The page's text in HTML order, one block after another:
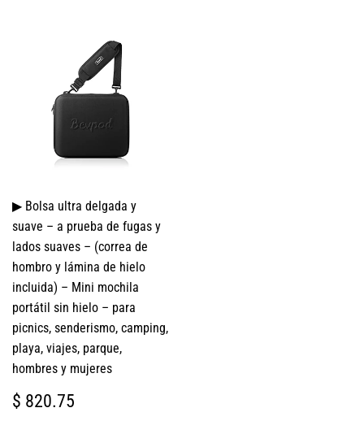
▶ Bolsa ultra delgada y
suave – a prueba de fugas y
lados suaves – (correa de
hombro y lámina de hielo
incluida) – Mini mochila
portátil sin hielo – para
picnics, senderismo, camping,
playa, viajes, parque,
hombres y mujeres
PRECIO
HABITUAL
$ 820.75